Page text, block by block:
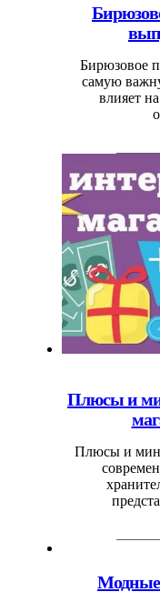
Бирюзовое
самую
влияет
Плюсы и
Плюсы и
Модные